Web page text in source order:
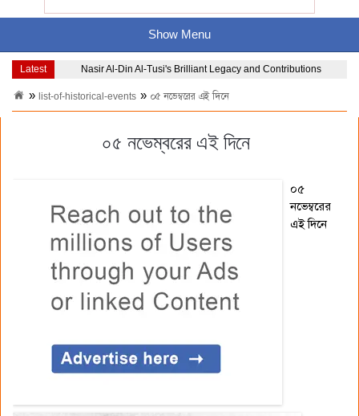
Show Menu
Latest Nasir Al-Din Al-Tusi's Brilliant Legacy and Contributions
list-of-historical-events ০৫ নভেম্বরের এই দিনে
০৫ নভেম্বরের এই দিনে
০৫
নভেম্বরের
এই দিনে